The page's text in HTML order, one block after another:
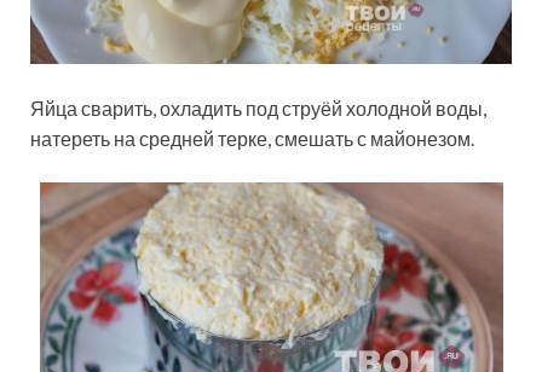
Яйца сварить, охладить под струёй холодной воды,
натереть на средней терке, смешать с майонезом.